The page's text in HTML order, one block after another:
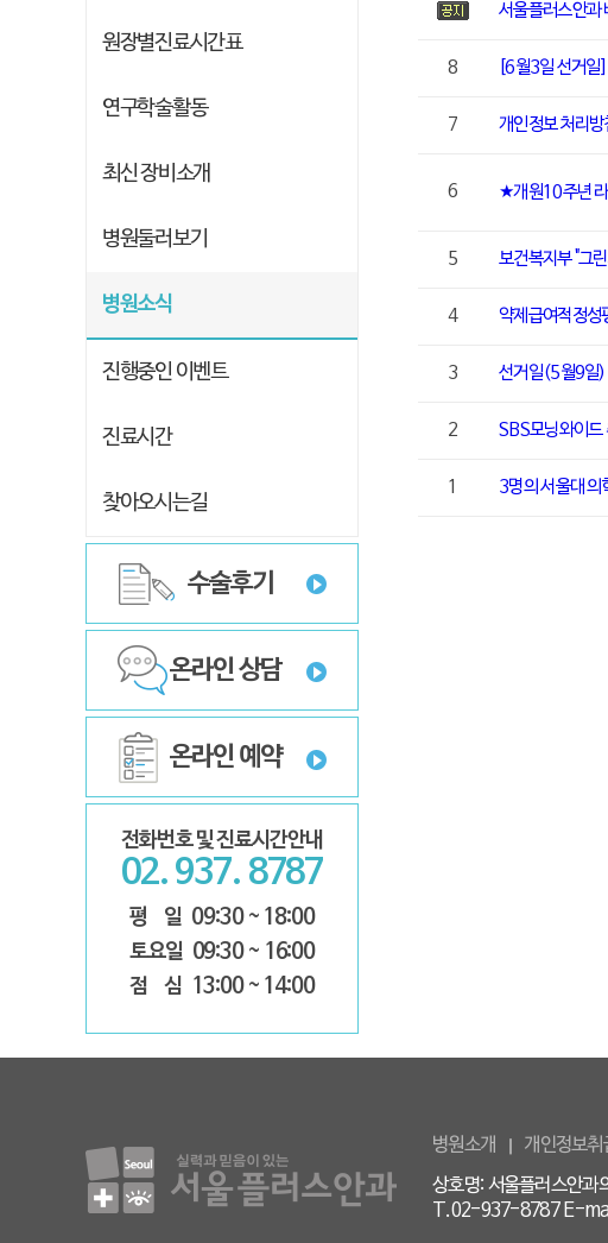
원장별진료시간표
연구학술활동
최신 장비소개
병원둘러보기
병원소식
진행중인 이벤트
진료시간
찾아오시는길
수술후기
온라인 상담
온라인 예약
전화번호 및 진료시간안내
02. 937. 8787
평 일 09:30 ~ 18:00
토요일 09:30 ~ 16:00
점 심 13:00 ~ 14:00
서울플러스안과
8 [6월3일 선거일
7 개인정보 처리방
6 ★개원10주년
5 보건복지부 "그
4 약제급여적정성
3 선거일(5월9일)
2 SBS모닝와이
1 3명의 서울대
병원소개 개인정보취
상호명: 서울플러스안
T.02-937-8787 E-